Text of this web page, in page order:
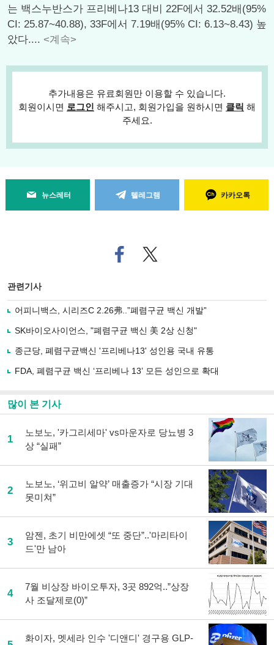
는 백스누반스가 프리베나13 대비 22F에서 32.52배(95%
CI: 25.87~40.88), 33F에서 7.19배(95% CI: 6.13~8.43) 높
았다.... <계속>
추가내용은 유료회원만 이용할 수 있습니다.
회원이시면 로그인 해주시고, 회원가입을 원하시면 클릭 해
주세요.
뉴스레터 텔레그램 카카오톡
페
이
로
기
사
유
기
트위
터로
관련기사
어피니백스, 시리즈C 2.26弗..”폐렴구균 백신 개발”
SK바이오사이언스, "폐렴구균 백신 美 2상 신청"
종근당, 폐렴구균백신 '프리베나13' 성인용 국내 유통
FDA, 폐렴구균 백신 ‘프리베나 13’ 모든 성인으로 확대
많이 본 기사
1
노보노, '카그리세마' vs마운자로 당뇨병 3
상 “실패”
2
노보노, ‘위고비 알약’ 매출증가 “시장 기대
못미쳐”
3
암젠, 초기 비만에셋 “또 중단”..'마리타이
드'만 남아
4
7월 비상장 바이오투자, 3곳 892억..”상장
사 조달제로(0)”
화이자, 멧세라 인수 '디앤디' 경구용 GLP-